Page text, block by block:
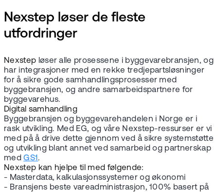
Nexstep løser de fleste
utfordringer
Nexstep løser alle prosessene i byggevarebransjen, og
har integrasjoner med en rekke tredjepartsløsninger
for å sikre gode samhandlingsprosesser med
byggebransjen, og andre samarbeidspartnere for
byggevarehus.
Digital samhandling
Byggebransjen og byggevarehandelen i Norge er i
rask utvikling. Med EG, og våre Nexstep-ressurser er vi
med på å drive dette gjennom ved å sikre systemstøtte
og utvikling blant annet ved samarbeid og partnerskap
medGS1 .
Nexstep kan hjelpe til med følgende:
- Masterdata, kalkulasjonssystemer og økonomi
- Bransjens beste vareadministrasjon, 100% basert på